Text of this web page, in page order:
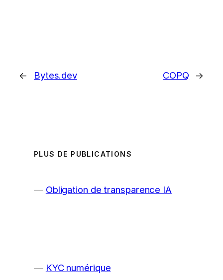
← Bytes.dev COPQ →
PLUS DE PUBLICATIONS
Obligation de transparence IA
KYC numérique